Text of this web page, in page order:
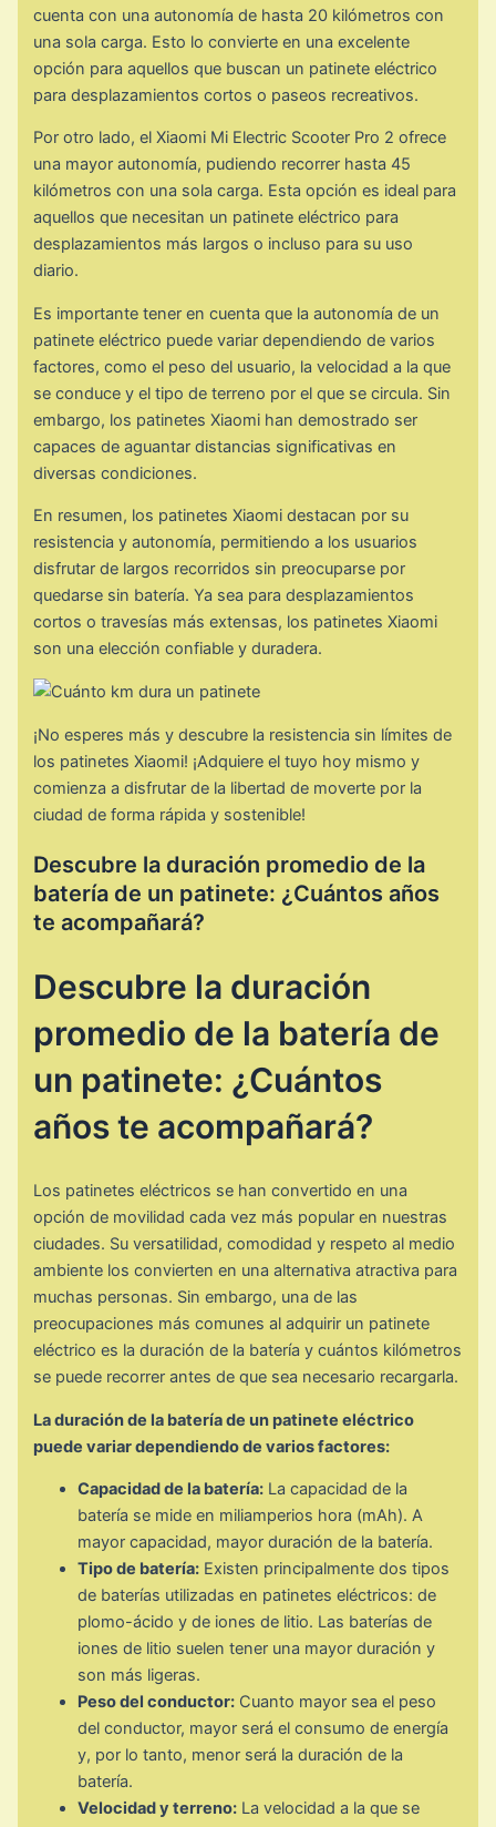
cuenta con una autonomía de hasta 20 kilómetros con
una sola carga. Esto lo convierte en una excelente
opción para aquellos que buscan un patinete eléctrico
para desplazamientos cortos o paseos recreativos.
Por otro lado, el Xiaomi Mi Electric Scooter Pro 2 ofrece
una mayor autonomía, pudiendo recorrer hasta 45
kilómetros con una sola carga. Esta opción es ideal para
aquellos que necesitan un patinete eléctrico para
desplazamientos más largos o incluso para su uso
diario.
Es importante tener en cuenta que la autonomía de un
patinete eléctrico puede variar dependiendo de varios
factores, como el peso del usuario, la velocidad a la que
se conduce y el tipo de terreno por el que se circula. Sin
embargo, los patinetes Xiaomi han demostrado ser
capaces de aguantar distancias significativas en
diversas condiciones.
En resumen, los patinetes Xiaomi destacan por su
resistencia y autonomía, permitiendo a los usuarios
disfrutar de largos recorridos sin preocuparse por
quedarse sin batería. Ya sea para desplazamientos
cortos o travesías más extensas, los patinetes Xiaomi
son una elección confiable y duradera.
¡No esperes más y descubre la resistencia sin límites de
los patinetes Xiaomi! ¡Adquiere el tuyo hoy mismo y
comienza a disfrutar de la libertad de moverte por la
ciudad de forma rápida y sostenible!
Descubre la duración promedio de la
batería de un patinete: ¿Cuántos años
te acompañará?
Descubre la duración
promedio de la batería de
un patinete: ¿Cuántos
años te acompañará?
Los patinetes eléctricos se han convertido en una
opción de movilidad cada vez más popular en nuestras
ciudades. Su versatilidad, comodidad y respeto al medio
ambiente los convierten en una alternativa atractiva para
muchas personas. Sin embargo, una de las
preocupaciones más comunes al adquirir un patinete
eléctrico es la duración de la batería y cuántos kilómetros
se puede recorrer antes de que sea necesario recargarla.
La duración de la batería de un patinete eléctrico
puede variar dependiendo de varios factores:
Capacidad de la batería: La capacidad de la
batería se mide en miliamperios hora (mAh). A
mayor capacidad, mayor duración de la batería.
Tipo de batería: Existen principalmente dos tipos
de baterías utilizadas en patinetes eléctricos: de
plomo-ácido y de iones de litio. Las baterías de
iones de litio suelen tener una mayor duración y
son más ligeras.
Peso del conductor: Cuanto mayor sea el peso
del conductor, mayor será el consumo de energía
y, por lo tanto, menor será la duración de la
batería.
Velocidad y terreno: La velocidad a la que se